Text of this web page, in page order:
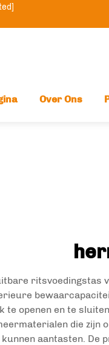
Over Ons
ritsvoedingstas
te openen en te
die zijn
aantasten.